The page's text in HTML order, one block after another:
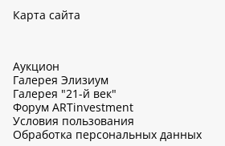
Карта сайта
Аукцион
Галерея Элизиум
Галерея "21-й век"
Форум ARTinvestment
Условия пользования
Обработка персональных данных